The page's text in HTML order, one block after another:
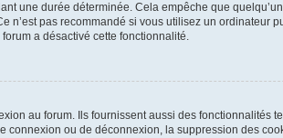
une durée déterminée. Cela empêche que
n’est pas recommandé si vous utilisez un ordinateur
a désactivé cette fonctionnalité.
au forum. Ils fournissent aussi des fonctionnalités
ou de déconnexion, la suppression des